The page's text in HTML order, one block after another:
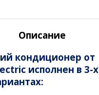
Описание
кондиционер от
исполнен в 3-х